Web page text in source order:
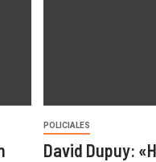
POLICIALES
David Dupuy: